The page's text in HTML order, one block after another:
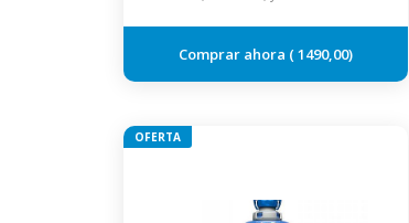
1490,00
OFERTA